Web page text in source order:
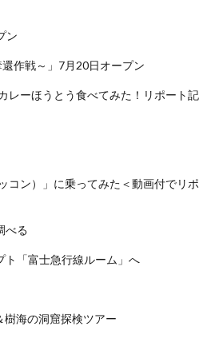
ン
作戦～」7月20日オープン
レーほうとう食べてみた！リポート
ン）」に乗ってみた＜動画付でリポ
べる
ト「富士急行線ルーム」へ
樹海の洞窟探検ツアー